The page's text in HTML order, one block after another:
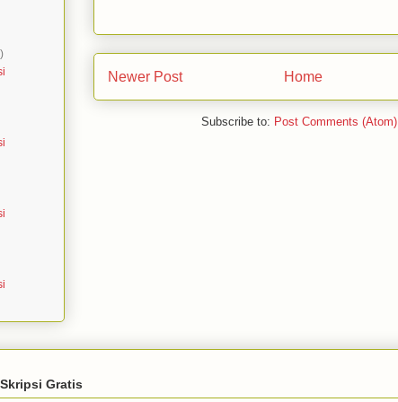
Newer Post Home
Subscribe to: Post Comments (Atom)
Gratis